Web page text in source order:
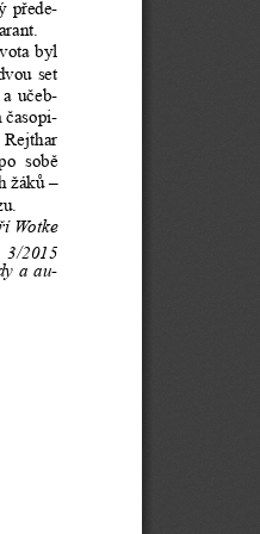
přede-
byl
set
a  u
čeb-
časopi-
Rejthar
sobě
žáků –
í Wotke
  3/2015
a  au-